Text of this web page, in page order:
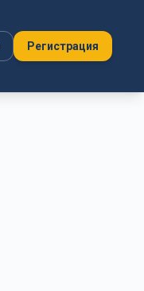
Регистрация